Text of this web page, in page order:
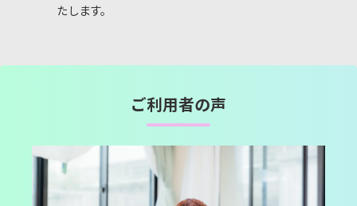
たします。
ご利用者の声